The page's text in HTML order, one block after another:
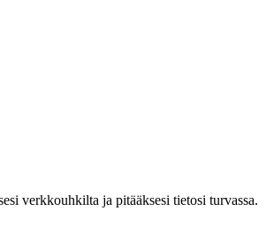
verkkouhkilta ja pitääksesi tietosi turvassa.